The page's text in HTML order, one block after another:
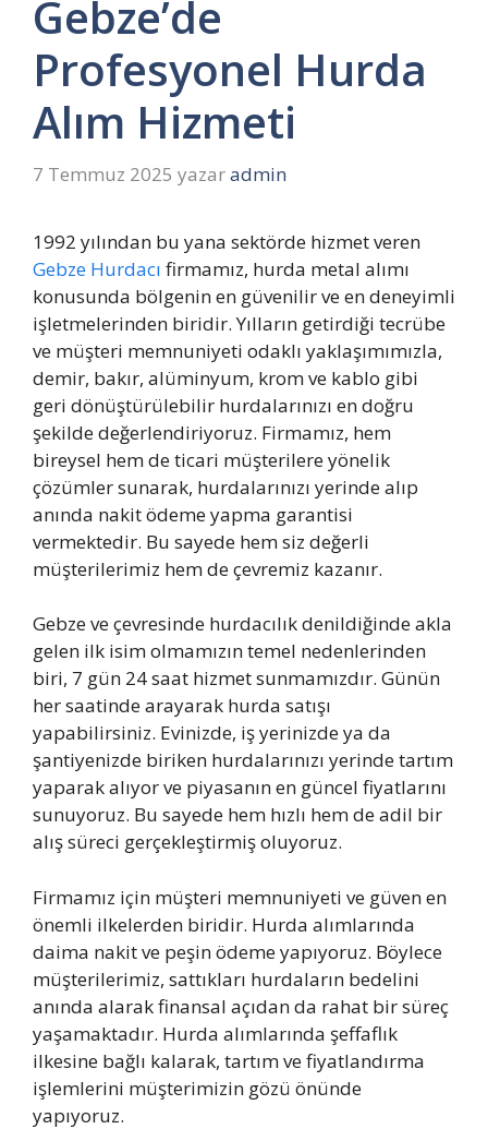
Gebze’de
Profesyonel Hurda
Alım Hizmeti
7 Temmuz 2025 yazaradmin
1992 yılından bu yana sektörde hizmet veren
Gebze Hurdacı firmamız, hurda metal alımı
konusunda bölgenin en güvenilir ve en deneyimli
işletmelerinden biridir. Yılların getirdiği tecrübe
ve müşteri memnuniyeti odaklı yaklaşımımızla,
demir, bakır, alüminyum, krom ve kablo gibi
geri dönüştürülebilir hurdalarınızı en doğru
şekilde değerlendiriyoruz. Firmamız, hem
bireysel hem de ticari müşterilere yönelik
çözümler sunarak, hurdalarınızı yerinde alıp
anında nakit ödeme yapma garantisi
vermektedir. Bu sayede hem siz değerli
müşterilerimiz hem de çevremiz kazanır.
Gebze ve çevresinde hurdacılık denildiğinde akla
gelen ilk isim olmamızın temel nedenlerinden
biri, 7 gün 24 saat hizmet sunmamızdır. Günün
her saatinde arayarak hurda satışı
yapabilirsiniz. Evinizde, iş yerinizde ya da
şantiyenizde biriken hurdalarınızı yerinde tartım
yaparak alıyor ve piyasanın en güncel fiyatlarını
sunuyoruz. Bu sayede hem hızlı hem de adil bir
alış süreci gerçekleştirmiş oluyoruz.
Firmamız için müşteri memnuniyeti ve güven en
önemli ilkelerden biridir. Hurda alımlarında
daima nakit ve peşin ödeme yapıyoruz. Böylece
müşterilerimiz, sattıkları hurdaların bedelini
anında alarak finansal açıdan da rahat bir süreç
yaşamaktadır. Hurda alımlarında şeffaflık
ilkesine bağlı kalarak, tartım ve fiyatlandırma
işlemlerini müşterimizin gözü önünde
yapıyoruz.